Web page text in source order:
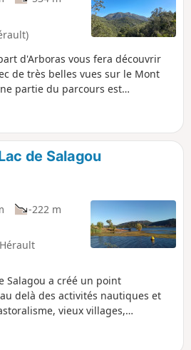
"ruffe" (terme
désigner les
pélites). La
retour et ne
particulières.
d'Arboras vous fera découvrir
de très belles vues sur le Mont
partie du parcours est
permet d'envisager cette
Les sentiers proposés sont faciles
peu de cailloux) mais l'absence de
de bien savoir se repérer.
de Salagou
-222 m
Salagou a créé un point
delà des activités nautiques et
vieux villages,
d'été.